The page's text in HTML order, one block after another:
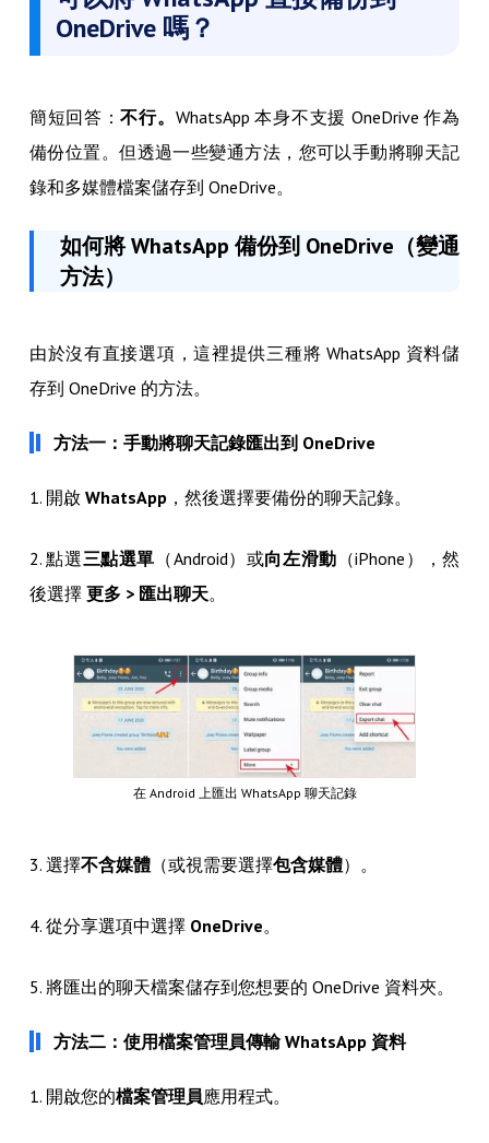
OneDrive 嗎？
簡短回答：不行。 WhatsApp 本身不支援 OneDrive 作為
備份位置。但透過一些變通方法，您可以手動將聊天記
錄和多媒體檔案儲存到 OneDrive。
如何將 WhatsApp 備份到 OneDrive（變通
方法）
由於沒有直接選項，這裡提供三種將 WhatsApp 資料儲
存到 OneDrive 的方法。
方法一：手動將聊天記錄匯出到 OneDrive
1. 開啟 WhatsApp，然後選擇要備份的聊天記錄。
2. 點選三點選單 （Android）或向左滑動 （iPhone），然
後選擇 更多 > 匯出聊天。
在 Android 上匯出 WhatsApp 聊天記錄
3. 選擇不含媒體（或視需要選擇包含媒體）。
4. 從分享選項中選擇 OneDrive。
5. 將匯出的聊天檔案儲存到您想要的 OneDrive 資料夾。
方法二：使用檔案管理員傳輸 WhatsApp 資料
1. 開啟您的檔案管理員應用程式。